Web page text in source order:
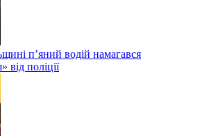
п’яний водій намагався
від поліції